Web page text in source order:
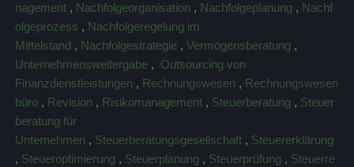
nagement , Nachfolgeorganisation , Nachfolgeplanung , Nachf
olgeprozess , Nachfolgeregelung im
Mittelstand , Nachfolgestrategie ,Vermögensberatung ,
Unternehmensweitergabe , Outsourcing von
Finanzdienstleistungen , Rechnungswesen , Rechnungswesen
büro , Revision , Risikomanagement , Steuerberatung , Steuer
beratung für
Unternehmen , Steuerberatungsgesellschaft , Steuererklärung
, Steueroptimierung , Steuerplanung , Steuerprüfung , Steuerre